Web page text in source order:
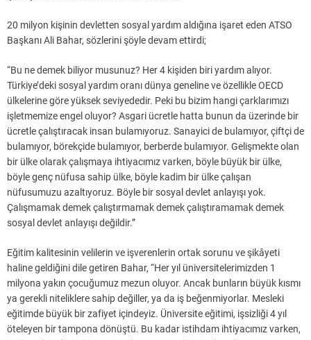
20 milyon kişinin devletten sosyal yardım aldığına işaret eden ATSO
Başkanı Ali Bahar, sözlerini şöyle devam ettirdi;
“Bu ne demek biliyor musunuz? Her 4 kişiden biri yardım alıyor.
Türkiye’deki sosyal yardım oranı dünya geneline ve özellikle OECD
ülkelerine göre yüksek seviyededir. Peki bu bizim hangi çarklarımızı
işletmemize engel oluyor? Asgari ücretle hatta bunun da üzerinde bir
ücretle çalıştıracak insan bulamıyoruz. Sanayici de bulamıyor, çiftçi de
bulamıyor, börekçide bulamıyor, berberde bulamıyor. Gelişmekte olan
bir ülke olarak çalışmaya ihtiyacımız varken, böyle büyük bir ülke,
böyle genç nüfusa sahip ülke, böyle kadim bir ülke çalışan
nüfusumuzu azaltıyoruz. Böyle bir sosyal devlet anlayışı yok.
Çalışmamak demek çalıştırmamak demek çalıştıramamak demek
sosyal devlet anlayışı değildir.”
Eğitim kalitesinin velilerin ve işverenlerin ortak sorunu ve şikâyeti
haline geldiğini dile getiren Bahar, “Her yıl üniversitelerimizden 1
milyona yakın çocuğumuz mezun oluyor. Ancak bunların büyük kısmı
ya gerekli niteliklere sahip değiller, ya da iş beğenmiyorlar. Mesleki
eğitimde büyük bir zafiyet içindeyiz. Üniversite eğitimi, işsizliği 4 yıl
öteleyen bir tampona dönüştü. Bu kadar istihdam ihtiyacımız varken,